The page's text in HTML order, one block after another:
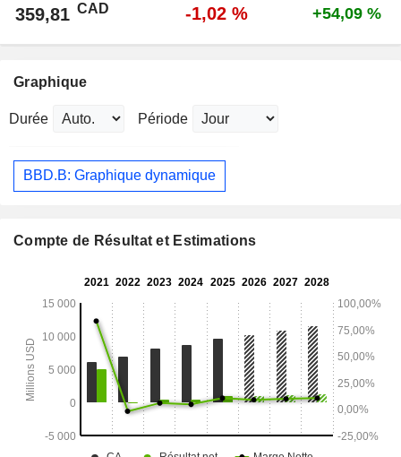
359,81 CAD -1,02 % +54,09 %
Graphique
Durée Période
BBD.B: Graphique dynamique
Compte de Résultat et Estimations